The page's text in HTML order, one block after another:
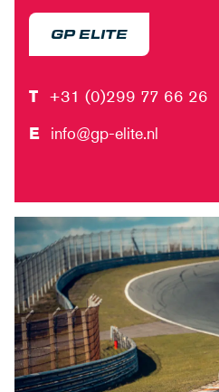
GP ELITE
T +31 (0)299 77 66 26
E info@gp-elite.nl